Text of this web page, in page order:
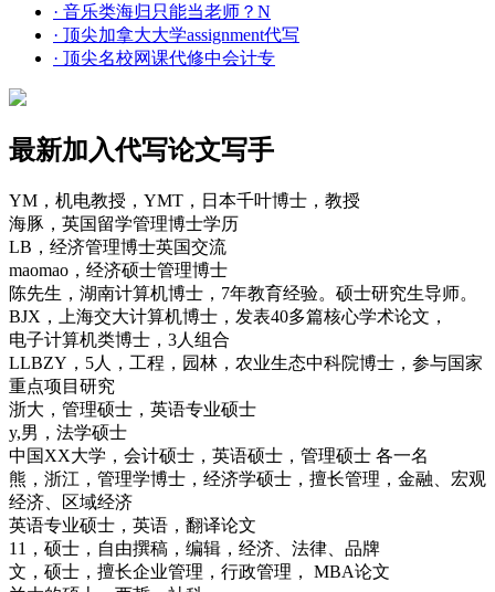
· 音乐类海归只能当老师？N
· 顶尖加拿大大学assignment代写
· 顶尖名校网课代修中会计专
最新加入代写论文写手
YM，机电教授，YMT，日本千叶博士，教授
海豚，英国留学管理博士学历
LB，经济管理博士英国交流
maomao，经济硕士管理博士
陈先生，湖南计算机博士，7年教育经验。硕士研究生导师。
BJX，上海交大计算机博士，发表40多篇核心学术论文，
电子计算机类博士，3人组合
LLBZY，5人，工程，园林，农业生态中科院博士，参与国家
重点项目研究
浙大，管理硕士，英语专业硕士
y,男，法学硕士
中国XX大学，会计硕士，英语硕士，管理硕士 各一名
熊，浙江，管理学博士，经济学硕士，擅长管理，金融、宏观
经济、区域经济
英语专业硕士，英语，翻译论文
11，硕士，自由撰稿，编辑，经济、法律、品牌
文，硕士，擅长企业管理，行政管理， MBA论文